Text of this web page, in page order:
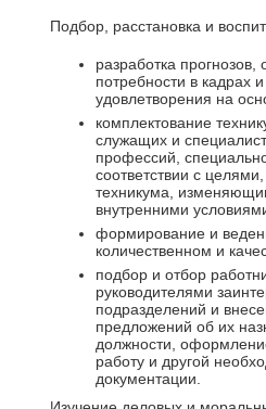
Подбор, расстановка и
разработка
потребности в кадрах
удовлетворения на
комплектование
служащих и
профессий,
соответствии с
техникума,
внутренними
формирование и
количественном и
подбор и отбор
руководителями
подразделений и
предложений об их
должности,
работу и другой
документации.